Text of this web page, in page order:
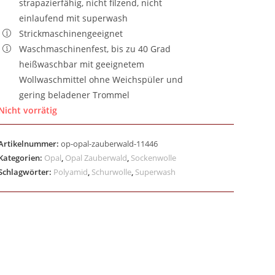
strapazierfähig, nicht filzend, nicht
einlaufend mit superwash
Strickmaschinengeeignet
Waschmaschinenfest, bis zu 40 Grad
heißwaschbar mit geeignetem
Wollwaschmittel ohne Weichspüler und
gering beladener Trommel
vorrätig
op-opal-zauberwald-11446
Opal, Opal Zauberwald, Sockenwolle
Polyamid, Schurwolle, Superwash